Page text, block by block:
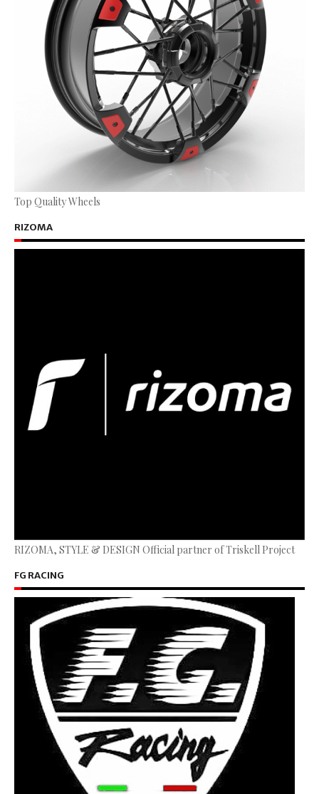
Top Quality Wheels
RIZOMA
RIZOMA, STYLE & DESIGN Official partner of Triskell Project
FG RACING